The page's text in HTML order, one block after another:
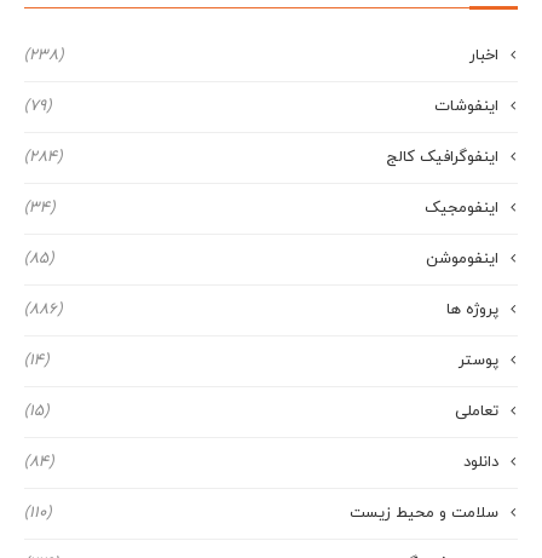
اخبار (238)
اینفوشات (79)
اینفوگرافیک کالج (284)
اینفومجیک (34)
اینفوموشن (85)
پروژه ها (886)
پوستر (14)
تعاملی (15)
دانلود (84)
سلامت و محیط زیست (110)